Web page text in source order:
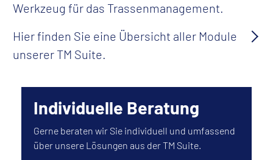
Werkzeug für das Trassenmanagement.
Hier finden Sie eine Übersicht aller Module
unserer TM Suite.
Individuelle Beratung
Gerne beraten wir Sie individuell und umfassend
über unsere Lösungen aus der TM Suite.